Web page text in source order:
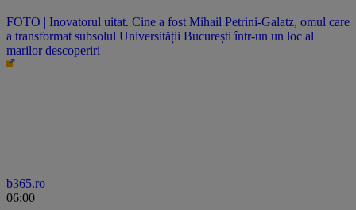
FOTO | Inovatorul uitat. Cine a fost Mihail Petrini-Galatz, omul care
a transformat subsolul Universității București într-un un loc al
marilor descoperiri
b365.ro
06:00